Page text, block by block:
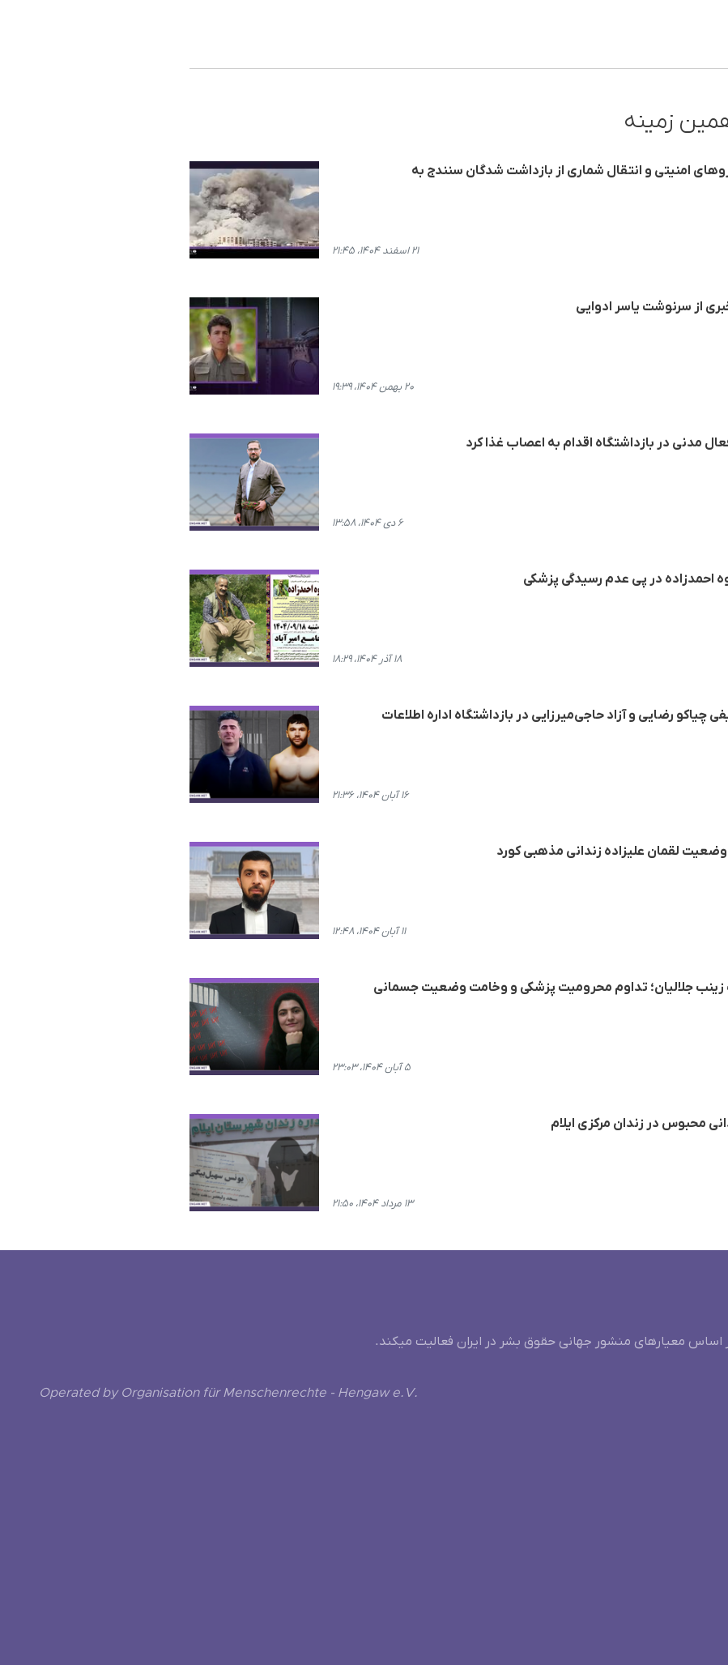
زمینه
از ۱۰۰ نفر از نیروهای امنیتی و انتقال شماری از بازداشت شدگان سنندج به
۲۱ اسفند ۱۴۰۴، ۲۱:۴۵
از سرنوشت یاسر ادوایی
۲۰ بهمن ۱۴۰۴، ۱۹:۳۹
مدنی در بازداشتگاه اقدام به اعصاب غذا کرد
۶ دی ۱۴۰۴، ۱۳:۵۸
احمدزادە در پی عدم رسیدگی پزشکی
۱۸ آذر ۱۴۰۴، ۱۸:۲۹
چیاکو رضایی و آزاد حاجی‌میرزایی در بازداشتگاه ادارە اطلاعات
۱۶ آبان ۱۴۰۴، ۲۱:۳۶
وضعیت لقمان علیزاده زندانی مذهبی کورد
۱۱ آبان ۱۴۰۴، ۱۲:۴۸
جلالیان؛ تداوم محرومیت پزشکی و وخامت وضعیت جسمانی
۵ آبان ۱۴۰۴، ۲۳:۰۳
محبوس در زندان مرکزی ایلام
۱۳ مرداد ۱۴۰۴، ۲۱:۵۰
معیارهای منشور جهانی حقوق بشر در ایران فعالیت میکند.
Operated by Organisation für Menschenrechte - Hengaw e.V.